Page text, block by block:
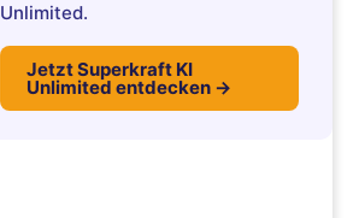
Unlimited.
Jetzt Superkraft KI
Unlimited entdecken →